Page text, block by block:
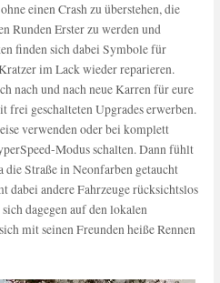
einen Crash zu überstehen, die
Runden Erster zu werden und
finden sich dabei Symbole für
im Lack wieder reparieren.
nach und nach neue Karren für eure
frei geschalteten Upgrades erwerben.
verwenden oder bei komplett
Modus schalten. Dann fühlt
Straße in Neonfarben getaucht
dabei andere Fahrzeuge rücksichtslos
dagegen auf den lokalen
mit seinen Freunden heiße Rennen